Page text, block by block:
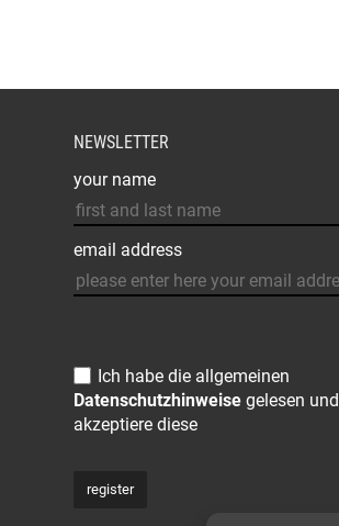
NEWSLETTER
your name
email address
Ich habe die allgemeinen
Datenschutzhinweise gelesen und
akzeptiere diese